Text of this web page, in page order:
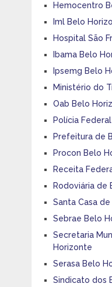
Hemocentro
Iml Belo
Hospital São
Ibama Belo
Ipsemg Belo
Ministério do
Oab Belo
Polícia
Prefeitura de
Procon Belo
Receita
Rodoviária de
Santa Casa
Sebrae Belo
Secretaria
Horizonte
Serasa Belo
Sindicato dos